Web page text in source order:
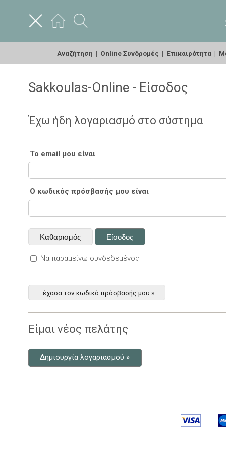
Αναζήτηση | Online Συνδρομές | Επικαιρότητα |
Sakkoulas-Online - Είσοδος
Έχω ήδη λογαριασμό στο σύστημα
Το email μου είναι
Ο κωδικός πρόσβασής μου είναι
Να παραμείνω συνδεδεμένος
Ξέχασα τον κωδικό πρόσβασής μου »
Είμαι νέος πελάτης
Δημιουργία λογαριασμού »